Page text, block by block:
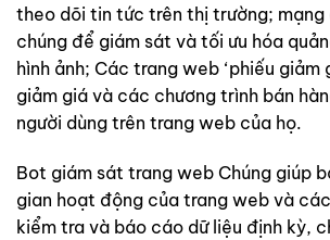
theo dõi tin tức trên thị trường; mạng
chúng để giám sát và tối ưu hóa
hình ảnh; Các trang web ‘phiếu giảm
giảm giá và các chương trình bán
người dùng trên trang web của họ.
Bot giám sát trang web Chúng giúp
gian hoạt động của trang web và
kiểm tra và báo cáo dữ liệu định kỳ,